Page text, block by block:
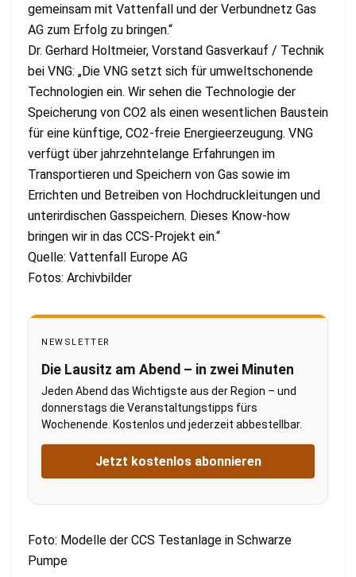
gemeinsam mit Vattenfall und der Verbundnetz Gas
AG zum Erfolg zu bringen.“
Dr. Gerhard Holtmeier, Vorstand Gasverkauf / Technik
bei VNG: „Die VNG setzt sich für umweltschonende
Technologien ein. Wir sehen die Technologie der
Speicherung von CO2 als einen wesentlichen Baustein
für eine künftige, CO2-freie Energieerzeugung. VNG
verfügt über jahrzehntelange Erfahrungen im
Transportieren und Speichern von Gas sowie im
Errichten und Betreiben von Hochdruckleitungen und
unterirdischen Gasspeichern. Dieses Know-how
bringen wir in das CCS-Projekt ein.“
Quelle: Vattenfall Europe AG
Fotos: Archivbilder
NEWSLETTER
Die Lausitz am Abend – in zwei Minuten
Jeden Abend das Wichtigste aus der Region – und
donnerstags die Veranstaltungstipps fürs
Wochenende. Kostenlos und jederzeit abbestellbar.
Jetzt kostenlos abonnieren
Foto: Modelle der CCS Testanlage in Schwarze
Pumpe